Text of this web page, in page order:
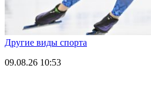
Другие виды спорта
09.08.26 10:53